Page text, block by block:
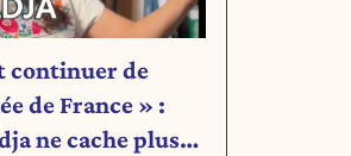
continuer de
de France » :
ne cache plus